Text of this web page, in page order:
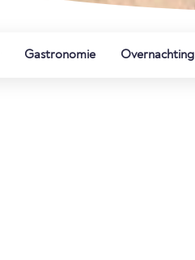
Gastronomie Overnachting